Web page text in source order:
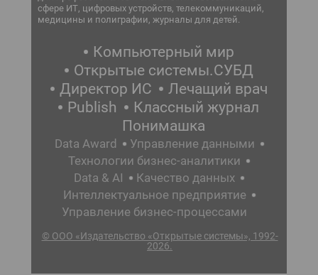
сфере ИТ, цифровых устройств, телекоммуникаций,
медицины и полиграфии, журналы для детей.
Компьютерный мир
Открытые системы.СУБД
Директор ИС
Лечащий врач
Publish
Классный журнал
Понимашка
Data Award
Управление данными
Технологии бизнес-аналитики
Data & AI
Качество данных
Интеллектуальное предприятие
Управление бизнес-процессами
© ООО «Издательство «Открытые системы», 1992-
2026.